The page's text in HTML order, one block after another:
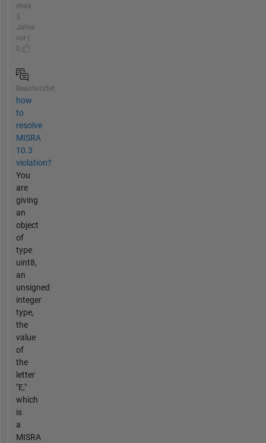
etwa
3
Jahre
vor |
0
Beantwortet
how
to
resolve
MISRA
10.3
violation?
You
are
giving
an
object
of
type
uint8,
an
unsigned
integer
type,
the
value
of
the
letter
"E,"
which
is
a
MISRA